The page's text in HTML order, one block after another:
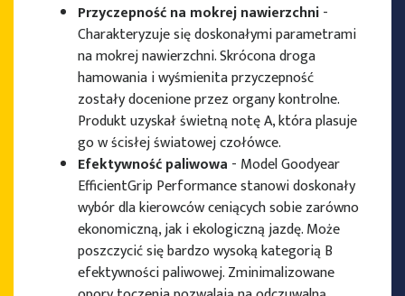
Przyczepność na mokrej nawierzchni-
Charakteryzuje się doskonałymi parametrami
na mokrej nawierzchni. Skrócona droga
hamowania i wyśmienita przyczepność
zostały docenione przez organy kontrolne.
Produkt uzyskał świetną notę A, która plasuje
go w ścisłej światowej czołówce.
Efektywność paliwowa - Model Goodyear
EfficientGrip Performance stanowi doskonały
wybór dla kierowców ceniących sobie zarówno
ekonomiczną, jak i ekologiczną jazdę. Może
poszczycić się bardzo wysoką kategorią B
efektywności paliwowej. Zminimalizowane